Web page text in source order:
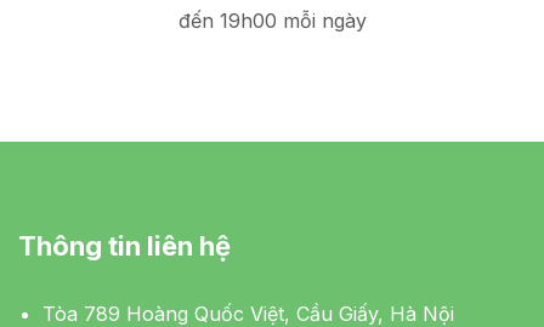
đến 19h00 mỗi ngày
Thông tin liên hệ
Tòa 789 Hoàng Quốc Việt, Cầu Giấy, Hà Nội